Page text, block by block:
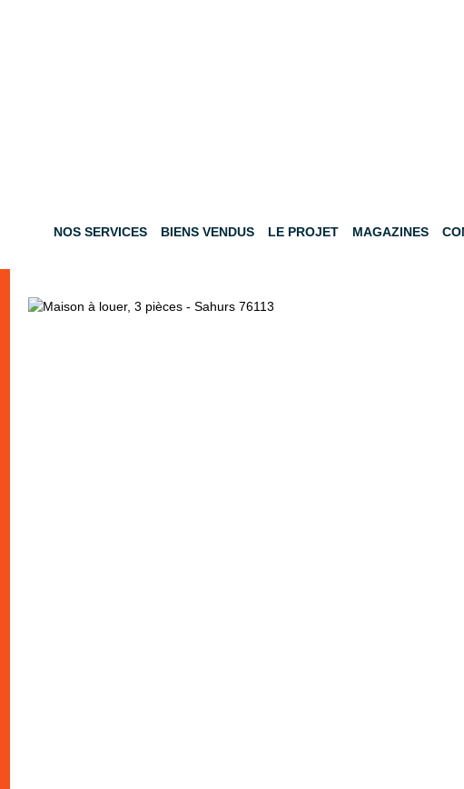
NOS SERVICES BIENS VENDUS LE PROJET MAGAZINES